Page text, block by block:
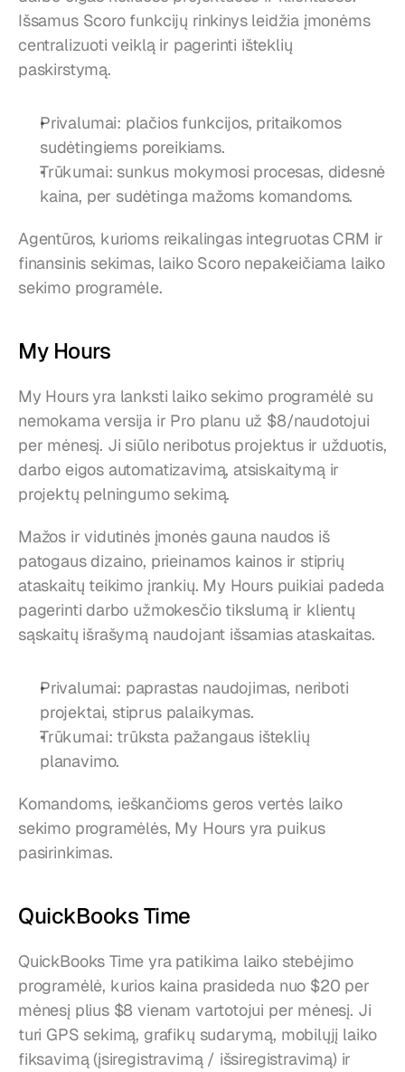
Išsamus Scoro funkcijų rinkinys leidžia įmonėms
centralizuoti veiklą ir pagerinti išteklių
paskirstymą.
Privalumai: plačios funkcijos, pritaikomos
sudėtingiems poreikiams.
Trūkumai: sunkus mokymosi procesas, didesnė
kaina, per sudėtinga mažoms komandoms.
Agentūros, kurioms reikalingas integruotas CRM ir
finansinis sekimas, laiko Scoro nepakeičiama laiko
sekimo programėle.
My Hours
My Hours yra lanksti laiko sekimo programėlė su
nemokama versija ir Pro planu už $8/naudotojui
per mėnesį. Ji siūlo neribotus projektus ir užduotis,
darbo eigos automatizavimą, atsiskaitymą ir
projektų pelningumo sekimą.
Mažos ir vidutinės įmonės gauna naudos iš
patogaus dizaino, prieinamos kainos ir stiprių
ataskaitų teikimo įrankių. My Hours puikiai padeda
pagerinti darbo užmokesčio tikslumą ir klientų
sąskaitų išrašymą naudojant išsamias ataskaitas.
Privalumai: paprastas naudojimas, neriboti
projektai, stiprus palaikymas.
Trūkumai: trūksta pažangaus išteklių
planavimo.
Komandoms, ieškančioms geros vertės laiko
sekimo programėlės, My Hours yra puikus
pasirinkimas.
QuickBooks Time
QuickBooks Time yra patikima laiko stebėjimo
programėlė, kurios kaina prasideda nuo $20 per
mėnesį plius $8 vienam vartotojui per mėnesį. Ji
turi GPS sekimą, grafikų sudarymą, mobilųjį laiko
fiksavimą (įsiregistravimą / išsiregistravimą) ir